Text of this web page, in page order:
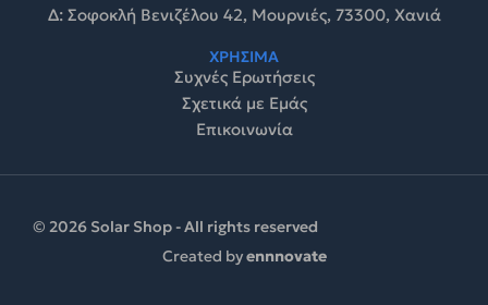
Δ: Σοφοκλή Βενιζέλου 42, Μουρνιές, 73300, Χανιά
ΧΡΗΣΙΜΑ
Συχνές Ερωτήσεις
Σχετικά με Εμάς
Επικοινωνία
© 2026 Solar Shop - All rights reserved
Created byennnovate